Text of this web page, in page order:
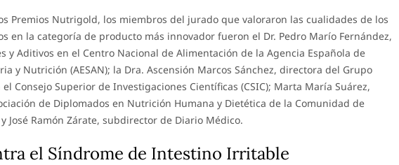
Premios Nutrigold, los miembros del jurado que valoraron las cualidades de los
en la categoría de producto más innovador fueron el Dr. Pedro Marío Fernández,
y Aditivos en el Centro Nacional de Alimentación de la Agencia Española de
y Nutrición (AESAN); la Dra. Ascensión Marcos Sánchez, directora del Grupo
Consejo Superior de Investigaciones Científicas (CSIC); Marta María Suárez,
de Diplomados en Nutrición Humana y Dietética de la Comunidad de
José Ramón Zárate, subdirector de Diario Médico.
el Síndrome de Intestino Irritable